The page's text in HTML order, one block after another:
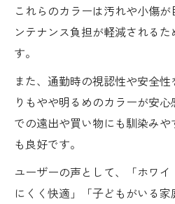
これらのカラーは汚れや小傷
ンテナンス負担が軽減される
す。
また、通勤時の視認性や安全
りもやや明るめのカラーが安
での遠出や買い物にも馴染み
も良好です。
ユーザーの声として、「ホワ
にくく快適」「子どもがいる